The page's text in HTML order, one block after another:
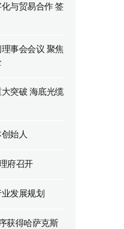
与贸易合作 签
事会会议 聚焦
突破 海底光缆
始人
府召开
发展规划
获得哈萨克斯